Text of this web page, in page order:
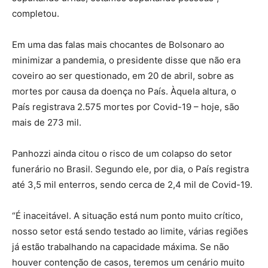
completou.
Em uma das falas mais chocantes de Bolsonaro ao
minimizar a pandemia, o presidente disse que não era
coveiro ao ser questionado, em 20 de abril, sobre as
mortes por causa da doença no País. Àquela altura, o
País registrava 2.575 mortes por Covid-19 – hoje, são
mais de 273 mil.
Panhozzi ainda citou o risco de um colapso do setor
funerário no Brasil. Segundo ele, por dia, o País registra
até 3,5 mil enterros, sendo cerca de 2,4 mil de Covid-19.
“É inaceitável. A situação está num ponto muito crítico,
nosso setor está sendo testado ao limite, várias regiões
já estão trabalhando na capacidade máxima. Se não
houver contenção de casos, teremos um cenário muito